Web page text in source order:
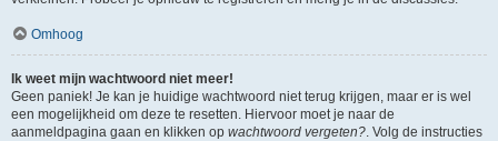
Omhoog
Ik weet mijn wachtwoord niet meer!
Geen paniek! Je kan je huidige wachtwoord niet terug krijgen, maar er is wel
een mogelijkheid om deze te resetten. Hiervoor moet je naar de
aanmeldpagina gaan en klikken op wachtwoord vergeten?. Volg de instructies